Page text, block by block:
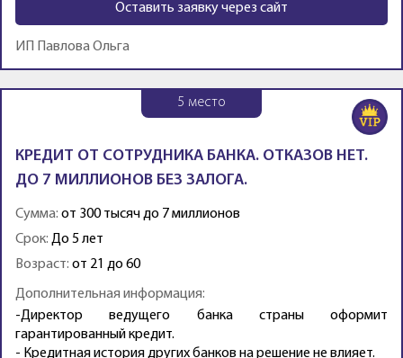
Оставить заявку через сайт
ИП Павлова Ольга
5 место
КРЕДИТ ОТ СОТРУДНИКА БАНКА. ОТКАЗОВ НЕТ.
ДО 7 МИЛЛИОНОВ БЕЗ ЗАЛОГА.
Сумма: от 300 тысяч до 7 миллионов
Срок: До 5 лет
Возраст: от 21 до 60
Дополнительная информация:
-Директор ведущего банка страны оформит
гарантированный кредит.
- Кредитная история других банков на решение не влияет.